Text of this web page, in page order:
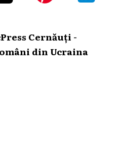
Cernăuți -
din Ucraina